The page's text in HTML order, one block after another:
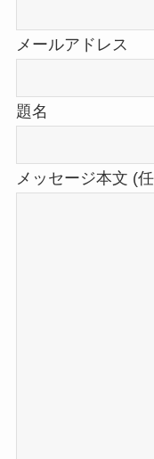
メールアドレス
題名
メッセージ本文 (